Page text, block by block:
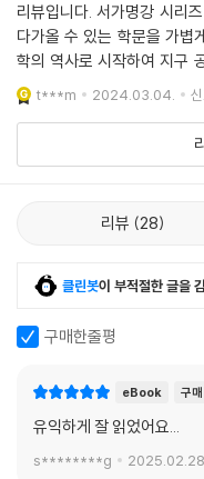
하나가 동물원일 것이다. 과
다름없었다. 반면 오늘날에
직이는 동물원의 모습을 원
얼마나 크든 동물실험을 통
물원에서 동물 한 마리가 스
와 무분별한 밀렵으로 동물
지는 것은 없을 테지만, 동물
지는 것을 의미한다고 이 책
으로 멸종할 개체는 아마 사
때로는 과학 실험의 대상으
예 지구상에서 사라지고 있
하는 역할을 한다. 결국 동물
생해야 하는 관계다. 지구는
이 함께 건강할 때 비로소 살
치료는 결국 인류의 보건과
리뷰입니다. 서가명강 시리
다가올 수 있는 학문을 가볍
학의 역사로 시작하여 지구
관한 이야기를 읽을 수 있었
니다. 인류의 과
t***m 2024.03.04.
리뷰 28
클린봇이 부적절한 글을
구매한줄평
eBook 구매
유익하게 잘 읽었어요...
s********g